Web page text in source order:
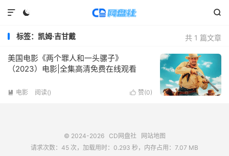
 

共 1 篇文章
标签：凯姆·吉甘戴
美国电影《两个罪人和一头骡子》
（2023）电影|全集高清免费在线观看
 赞(0)
 电影 阅读()
© 2024-2026 CD网盘社
网站地图
请求次数：45 次，加载用时：0.293 秒，内存占用：7.07 MB